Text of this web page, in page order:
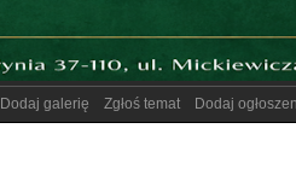
Dodaj galerię Zgłoś temat Dodaj